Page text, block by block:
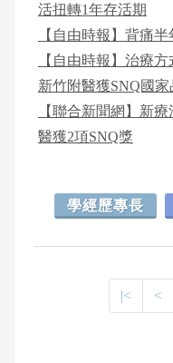
活扭轉1年存活期
【自由時報】背痛
【自由時報】治療
新竹附醫獲SNQ國
【聯合新聞網】新
醫獲2項SNQ獎
學經歷專長
|< <